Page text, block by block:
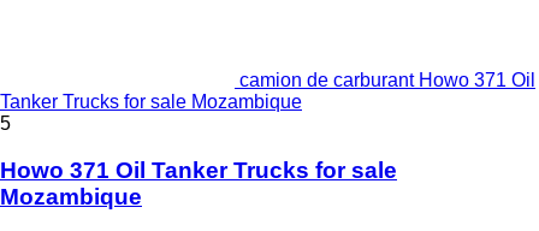
camion de carburant Howo 371 Oil
Tanker Trucks for sale Mozambique
5
Howo 371 Oil Tanker Trucks for sale
Mozambique